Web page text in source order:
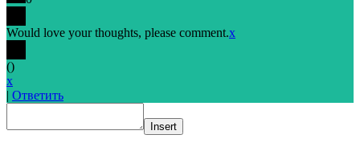
Would love your thoughts, please comment.x
()
x
| Ответить
Insert